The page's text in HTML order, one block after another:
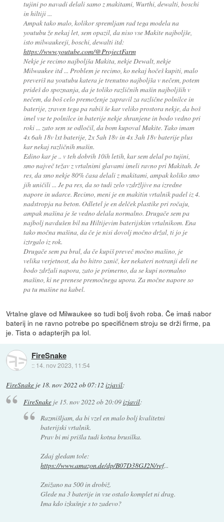
tujini po navadi delali samo z makitami, Wurthi, dewalti, boschi
in hiltiji ...
Ampak tako malo, kolikor spremljam rad tega modela na
youtubu že nekaj let, sem opazil, da niso vse Makite najboljše,
isto milwaukeeji, boschi, dewalti itd:
https://www.youtube.com/@ProjectFarm
Nekje je recimo najboljša Makita, nekje Dewalt, nekje
Milwaukee itd ... Problem je recimo, ko nekaj hočeš kupiti, malo
preveriš na youtubu katera je trenutno najboljša v nečem, potem
prideš do spoznanja, da je toliko različnih mašin najboljših v
nečem, da boš celo premoženje zapravil za različne polnilce in
baterije, zraven tega pa rabiš še kar veliko prostora nekje, da boš
imel vse te polnilce in baterije nekje shranjene in bodo vedno pri
roki ... zato sem se odločil, da bom kupoval Makite. Tako imam
4x 6ah 18v lxt baterije, 2x 5ah 18v in 4x 3ah 18v baterije plus
kar nekaj različnih mašin.
Edino kar je .. v teh dobrih 10ih letih, kar sem delal po tujini,
smo največ težav z vrtalnimi glavami imeli ravno pri Makitah. Je
res, da smo nekje 80% časa delali z makitami, ampak koliko smo
jih uničili ... Je pa res, da so tudi zelo vzdržljive na izredne
napore in udarce. Recimo, meni je en makitin vrtalnik padel iz 4.
nadstropja na beton. Odletel je en delček plastike pri ročaju,
ampak mašina je še vedno delala normalno. Drugače sem pa
najbolj navdušen bil na Hiltijevim baterijskim vrtalnikom. Ena
tako močna mašina, da če je nisi dovolj močno držal, ti jo je
iztrgalo iz rok.
Drugače sem pa bral, da če kupiš preveč močno mašino, je
velika verjetnost, da bo hitro zanič, ker nekateri notranji deli ne
bodo zdržali napora, zato je primerno, da se kupi normalno
mašino, ki ne prenese premočnega upora. Za močne napore so
pa tu mašine na kabel.
Vrtalne glave od Milwaukee so tudi bolj švoh roba. Če imaš nabor
baterij in ne ravno potrebe po specifičnem stroju se drži firme, pa
je. Tista o adapterjih pa lol.
FireSnake
:: 14. nov 2023, 11:54
FireSnake je 18. nov 2022 ob 07:12 izjavil:
FireSnakeje 15. nov 2022 ob 20:09izjavil:
Razmišljam, da bi vzel en malo bolj kvalitetni
baterijski vrtalnik.
Prav bi mi prišla tudi kotna brusilka.
Zdaj gledam tole:
https://www.amazon.de/dp/B07D38GJ2N/ref...
Znižano na 500 in drobiž.
Glede na 3 baterije in vse ostalo komplet ni drag.
Ima kdo izkušnje s to zadevo?